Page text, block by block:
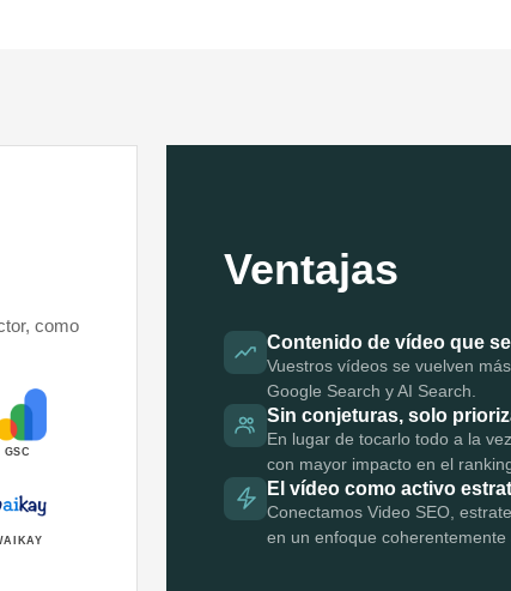
como
GSC
Ventajas
Contenido de vídeo que
Vuestros vídeos se vuelven
Google Search y AI Search.
Sin conjeturas, solo
En lugar de tocarlo todo a la
con mayor impacto en el
El vídeo como activo
Conectamos Video SEO,
en un enfoque coherentemente